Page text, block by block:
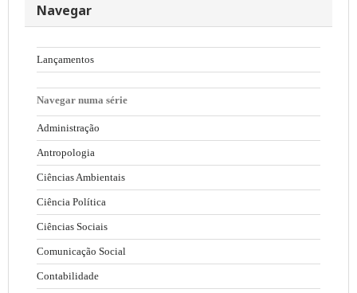
Navegar
Lançamentos
Navegar numa série
Administração
Antropologia
Ciências Ambientais
Ciência Política
Ciências Sociais
Comunicação Social
Contabilidade